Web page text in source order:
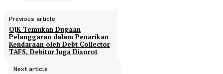
Previous article
OJK Temukan Dugaan
Pelanggaran dalam Penarikan
Kendaraan oleh Debt Collector
TAFS, Debitur Juga Disorot
Next article